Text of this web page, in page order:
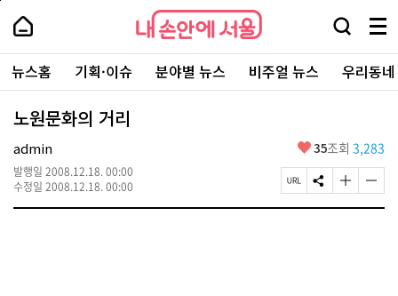
본
로
가
내
손
안
에
서
울
-
서
울
시
대
표
소
내
손
에
울
검
창
열
기
메
뉴
전
체
보
주
요
서
뉴스홈 기획·이슈 분야별 뉴스 비주얼 뉴스 우리동
노원문화의 거리
admin
발행일 2008.12.18. 00:00
수정일 2008.12.18. 00:00
좋
요
35조회 3,283
페
이
S
N
글
자
글
자
페
상
단
로